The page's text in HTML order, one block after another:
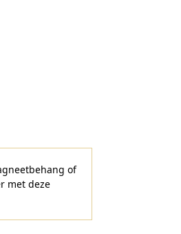
of
met deze